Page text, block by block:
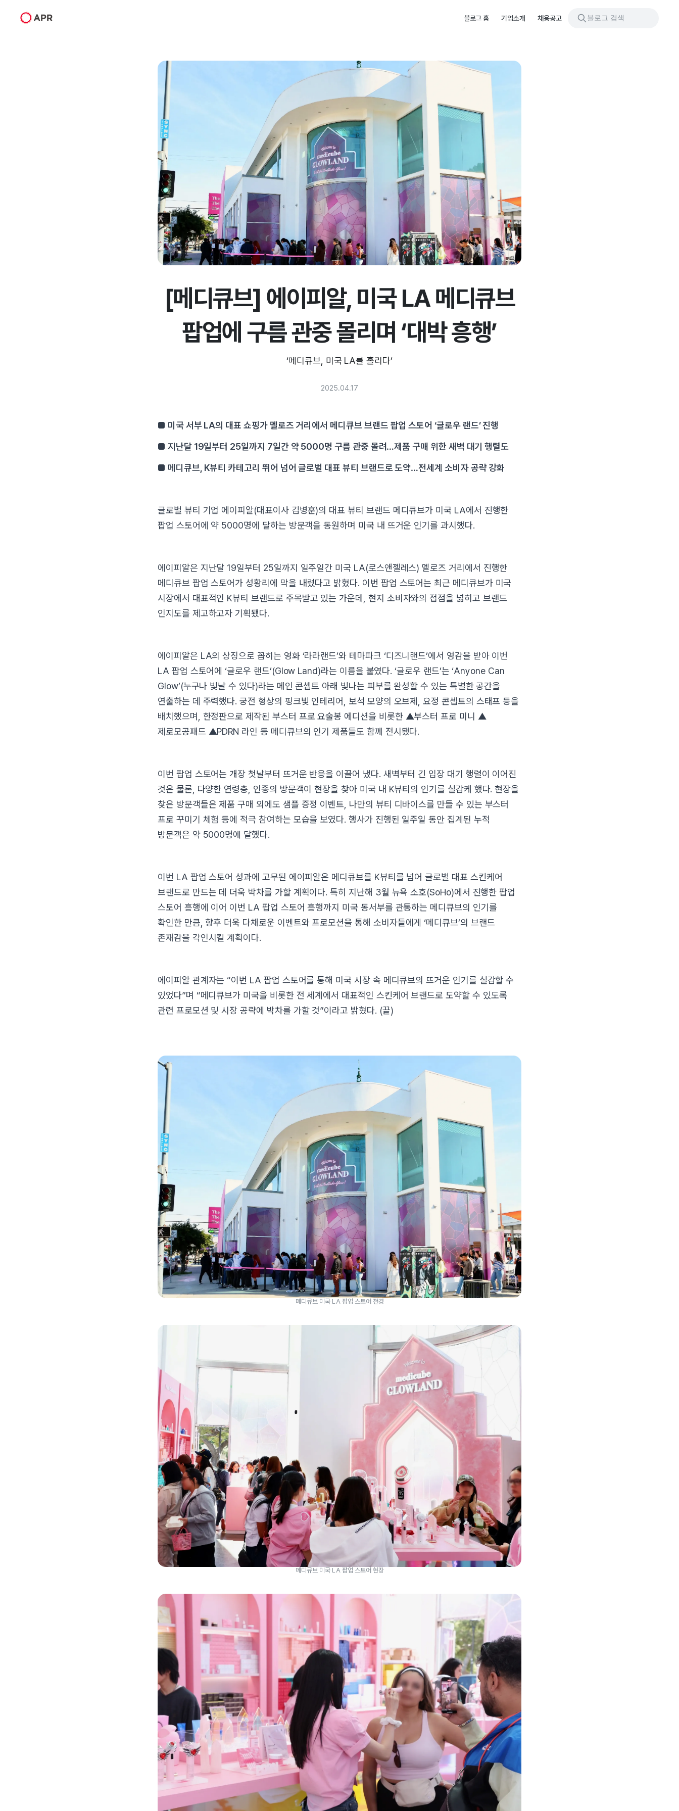
블로그 홈 기업소개 채용공고 블로그 검색
[메디큐브] 에이피알, 미국 LA 메디큐브
팝업에 구름 관중 몰리며 ‘대박 흥행’
‘메디큐브, 미국 LA를 홀리다’
2025.04.17
■ 미국 서부 LA의 대표 쇼핑가 멜로즈 거리에서 메디큐브 브랜드 팝업 스토어 ‘글로우 랜드’ 진행
■ 지난달 19일부터 25일까지 7일간 약 5000명 구름 관중 몰려…제품 구매 위한 새벽 대기 행렬도
■ 메디큐브, K뷰티 카테고리 뛰어 넘어 글로벌 대표 뷰티 브랜드로 도약…전세계 소비자 공략 강화
글로벌 뷰티 기업 에이피알(대표이사 김병훈)의 대표 뷰티 브랜드 메디큐브가 미국 LA에서 진행한
팝업 스토어에 약 5000명에 달하는 방문객을 동원하며 미국 내 뜨거운 인기를 과시했다.
에이피알은 지난달 19일부터 25일까지 일주일간 미국 LA(로스앤젤레스) 멜로즈 거리에서 진행한
메디큐브 팝업 스토어가 성황리에 막을 내렸다고 밝혔다. 이번 팝업 스토어는 최근 메디큐브가 미국
시장에서 대표적인 K뷰티 브랜드로 주목받고 있는 가운데, 현지 소비자와의 접점을 넓히고 브랜드
인지도를 제고하고자 기획됐다.
에이피알은 LA의 상징으로 꼽히는 영화 ‘라라랜드’와 테마파크 ‘디즈니랜드’에서 영감을 받아 이번
LA 팝업 스토어에 ‘글로우 랜드’(Glow Land)라는 이름을 붙였다. ‘글로우 랜드’는 ‘Anyone Can
Glow’(누구나 빛날 수 있다)라는 메인 콘셉트 아래 빛나는 피부를 완성할 수 있는 특별한 공간을
연출하는 데 주력했다. 궁전 형상의 핑크빛 인테리어, 보석 모양의 오브제, 요정 콘셉트의 스태프 등을
배치했으며, 한정판으로 제작된 부스터 프로 요술봉 에디션을 비롯한 ▲부스터 프로 미니 ▲
제로모공패드 ▲PDRN 라인 등 메디큐브의 인기 제품들도 함께 전시됐다.
이번 팝업 스토어는 개장 첫날부터 뜨거운 반응을 이끌어 냈다. 새벽부터 긴 입장 대기 행렬이 이어진
것은 물론, 다양한 연령층, 인종의 방문객이 현장을 찾아 미국 내 K뷰티의 인기를 실감케 했다. 현장을
찾은 방문객들은 제품 구매 외에도 샘플 증정 이벤트, 나만의 뷰티 디바이스를 만들 수 있는 부스터
프로 꾸미기 체험 등에 적극 참여하는 모습을 보였다. 행사가 진행된 일주일 동안 집계된 누적
방문객은 약 5000명에 달했다.
이번 LA 팝업 스토어 성과에 고무된 에이피알은 메디큐브를 K뷰티를 넘어 글로벌 대표 스킨케어
브랜드로 만드는 데 더욱 박차를 가할 계획이다. 특히 지난해 3월 뉴욕 소호(SoHo)에서 진행한 팝업
스토어 흥행에 이어 이번 LA 팝업 스토어 흥행까지 미국 동서부를 관통하는 메디큐브의 인기를
확인한 만큼, 향후 더욱 다채로운 이벤트와 프로모션을 통해 소비자들에게 ‘메디큐브’의 브랜드
존재감을 각인시킬 계획이다.
에이피알 관계자는 “이번 LA 팝업 스토어를 통해 미국 시장 속 메디큐브의 뜨거운 인기를 실감할 수
있었다”며 “메디큐브가 미국을 비롯한 전 세계에서 대표적인 스킨케어 브랜드로 도약할 수 있도록
관련 프로모션 및 시장 공략에 박차를 가할 것”이라고 밝혔다. (끝)
메디큐브 미국 LA 팝업 스토어 전경
메디큐브 미국 LA 팝업 스토어 현장